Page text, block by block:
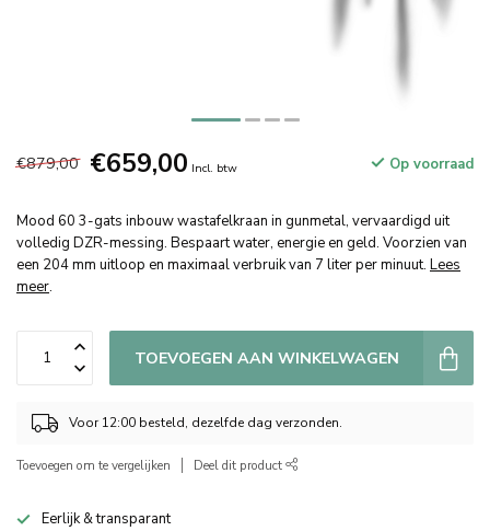
€879,00 €659,00 Incl. btw Op voorraad
Mood 60 3-gats inbouw wastafelkraan in gunmetal, vervaardigd uit
volledig DZR-messing. Bespaart water, energie en geld. Voorzien van
een 204 mm uitloop en maximaal verbruik van 7 liter per minuut. Lees
meer.
TOEVOEGEN AAN WINKELWAGEN
Voor 12:00 besteld, dezelfde dag verzonden.
Toevoegen om te vergelijken Deel dit product
Eerlijk & transparant